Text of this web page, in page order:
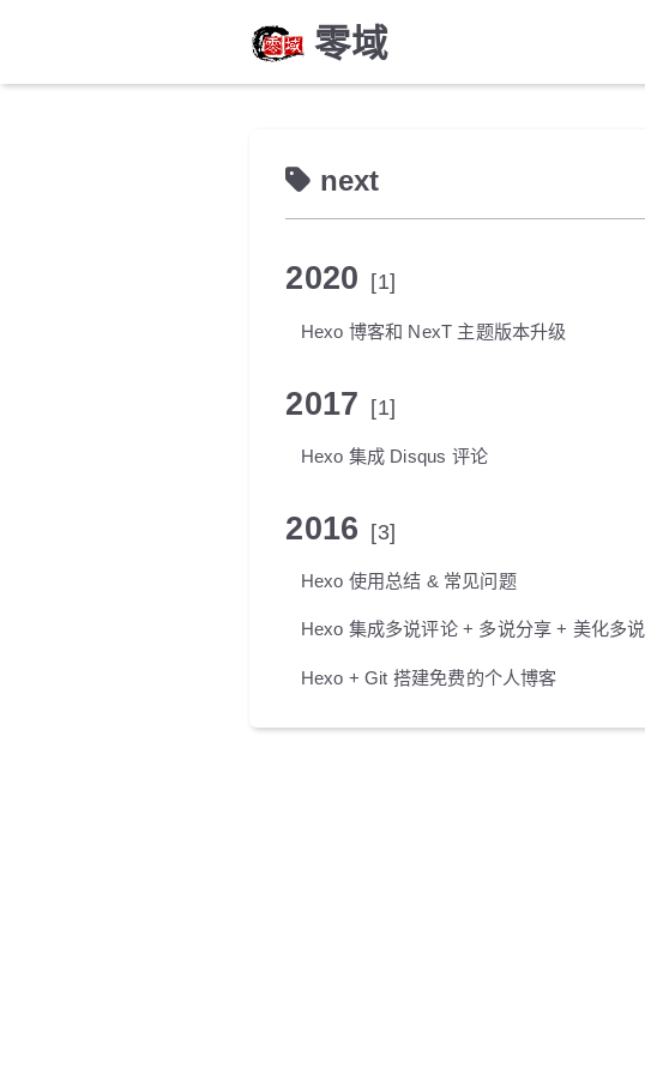
零域
next
2020 [1]
Hexo 博客和 NexT 主题版本升级
2017 [1]
Hexo 集成 Disqus 评论
2016 [3]
Hexo 使用总结 & 常见问题
Hexo 集成多说评论 + 多说分享 + 美化多说
Hexo + Git 搭建免费的个人博客